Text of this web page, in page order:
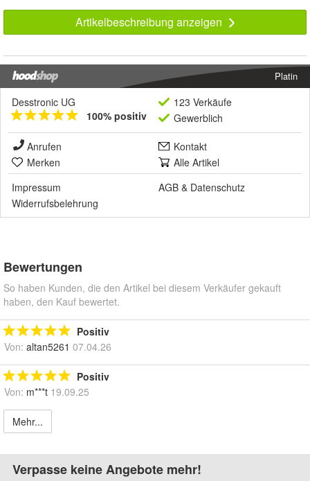
Artikelbeschreibung anzeigen
Platin
Desstronic UG
100% positiv
123 Verkäufe
Gewerblich
Anrufen
Kontakt
Merken
Alle Artikel
Impressum
AGB & Datenschutz
Widerrufsbelehrung
Bewertungen
So haben Kunden, die den Artikel bei diesem Verkäufer gekauft
haben, den Kauf bewertet.
Positiv
Von: altan5261 07.04.26
Positiv
Von: m***t 19.09.25
Mehr...
Verpasse keine Angebote mehr!